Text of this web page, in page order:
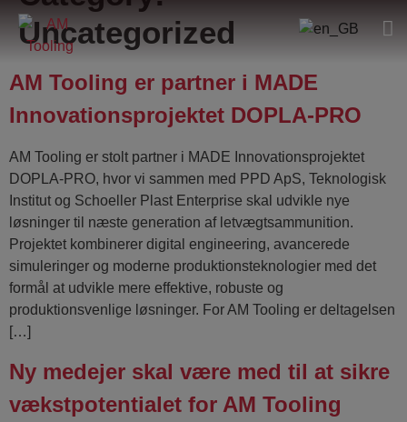
Uncategorized
AM Tooling er partner i MADE
Innovationsprojektet DOPLA-PRO
AM Tooling er stolt partner i MADE Innovationsprojektet
DOPLA-PRO, hvor vi sammen med PPD ApS, Teknologisk
Institut og Schoeller Plast Enterprise skal udvikle nye
løsninger til næste generation af letvægtsammunition.
Projektet kombinerer digital engineering, avancerede
simuleringer og moderne produktionsteknologier med det
formål at udvikle mere effektive, robuste og
produktionsvenlige løsninger. For AM Tooling er deltagelsen
[…]
Ny medejer skal være med til at sikre
vækstpotentialet for AM Tooling